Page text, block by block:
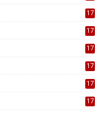
17
17
17
17
17
17